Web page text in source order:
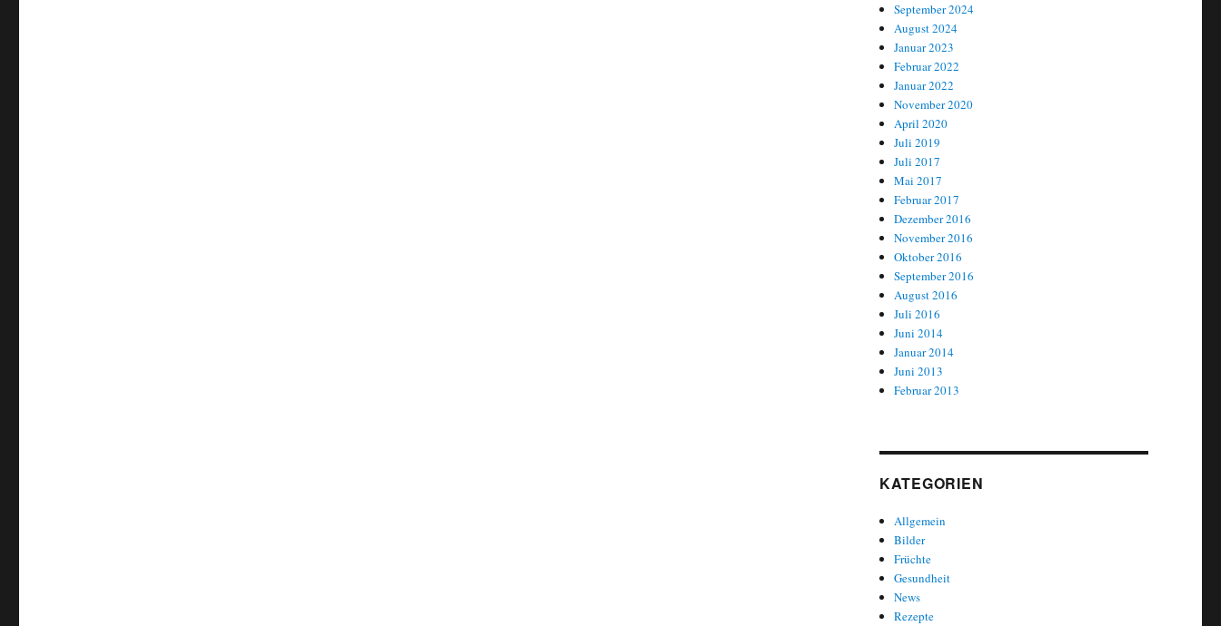
September 2024
August 2024
Januar 2023
Februar 2022
Januar 2022
November 2020
April 2020
Juli 2019
Juli 2017
Mai 2017
Februar 2017
Dezember 2016
November 2016
Oktober 2016
September 2016
August 2016
Juli 2016
Juni 2014
Januar 2014
Juni 2013
Februar 2013
KATEGORIEN
Allgemein
Bilder
Früchte
Gesundheit
News
Rezepte